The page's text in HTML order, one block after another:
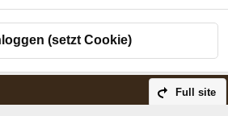
(setzt Cookie)
Full site